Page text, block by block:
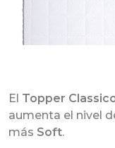
El Topper
aumenta el nivel
más Soft.